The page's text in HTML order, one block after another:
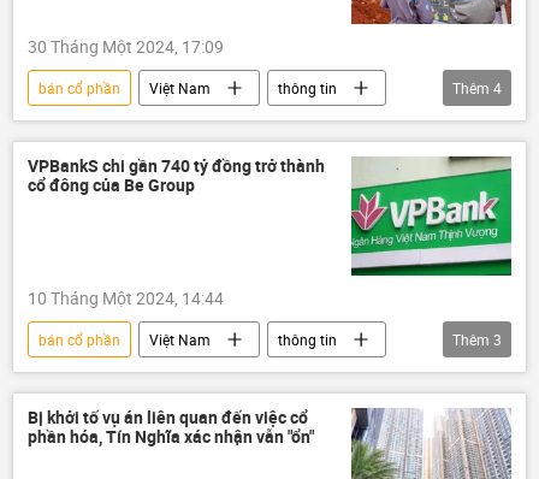
30 Tháng Một 2024, 17:09
bán cổ phần Việt Nam
thông tin
Cảng hàng không Việt Nam (ACV)
Bộ Tài Chính VN
doanh nghiệp
thoái vốn
Thêm 4
VPBankS chi gần 740 tỷ đồng trở thành
cổ đông của Be Group
10 Tháng Một 2024, 14:44
bán cổ phần Việt Nam
thông tin
đầu tư
doanh nghiệp VPBank
Thêm 3
Bị khởi tố vụ án liên quan đến việc cổ
phần hóa, Tín Nghĩa xác nhận vẫn "ổn"